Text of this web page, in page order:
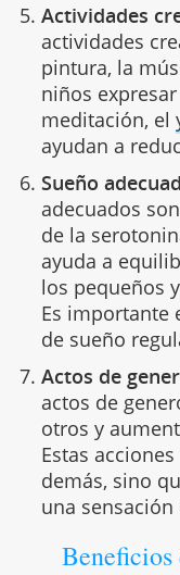
Actividades
actividades
pintura, la
niños
meditación, el
ayudan a
Sueño
adecuados
de la
ayuda a
los pequeños
Es importante
de sueño
Actos de
actos de
otros y
Estas
demás, sino
una
Beneficios